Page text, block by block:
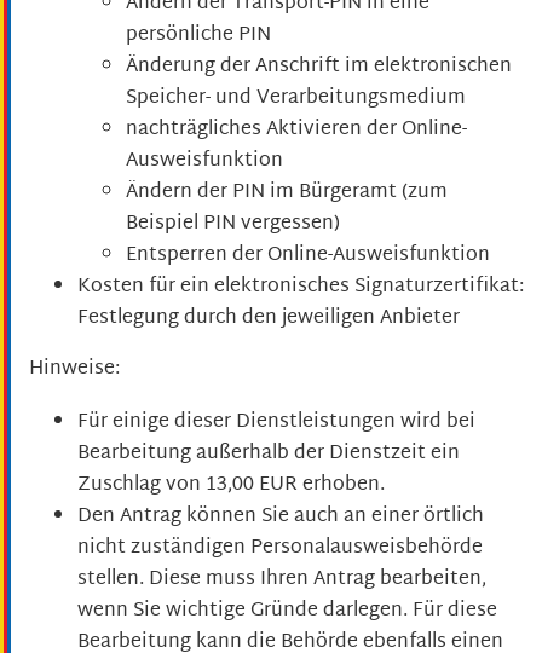
persönliche PIN
Änderung der Anschrift im elektronischen
Speicher- und Verarbeitungsmedium
nachträgliches Aktivieren der Online-
Ausweisfunktion
Ändern der PIN im Bürgeramt (zum
Beispiel PIN vergessen)
Entsperren der Online-Ausweisfunktion
Kosten für ein elektronisches Signaturzertifikat:
Festlegung durch den jeweiligen Anbieter
Hinweise:
Für einige dieser Dienstleistungen wird bei
Bearbeitung außerhalb der Dienstzeit ein
Zuschlag von 13,00 EUR erhoben.
Den Antrag können Sie auch an einer örtlich
nicht zuständigen Personalausweisbehörde
stellen. Diese muss Ihren Antrag bearbeiten,
wenn Sie wichtige Gründe darlegen. Für diese
Bearbeitung kann die Behörde ebenfalls einen